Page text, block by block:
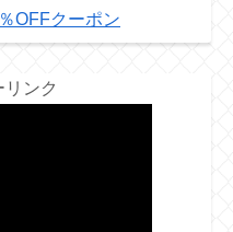
OFFクーポン
ンク